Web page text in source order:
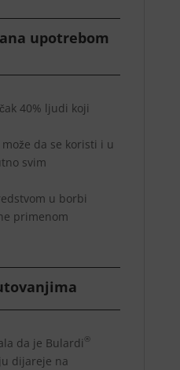
upotrebom
40% ljudi koji
da se koristi i u
svim
u borbi
primenom
da je Bulardi ®
dijareje na